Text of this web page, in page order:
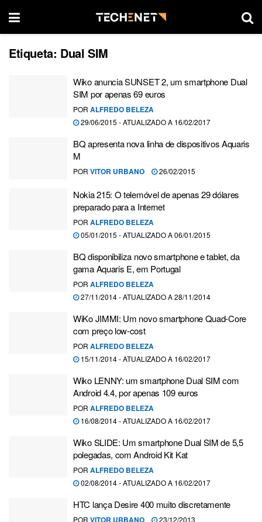
Etiqueta: Dual SIM
Wiko anuncia SUNSET 2, um smartphone Dual
SIM por apenas 69 euros
POR ALFREDO BELEZA
29/06/2015 - ATUALIZADO A 16/02/2017
BQ apresenta nova linha de dispositivos Aquaris
M
POR VITOR URBANO 26/02/2015
Nokia 215: O telemóvel de apenas 29 dólares
preparado para a Internet
POR ALFREDO BELEZA
05/01/2015 - ATUALIZADO A 06/01/2015
BQ disponibiliza novo smartphone e tablet, da
gama Aquaris E, em Portugal
POR ALFREDO BELEZA
27/11/2014 - ATUALIZADO A 28/11/2014
WiKo JIMMI: Um novo smartphone Quad-Core
com preço low-cost
POR ALFREDO BELEZA
15/11/2014 - ATUALIZADO A 16/02/2017
Wiko LENNY: um smartphone Dual SIM com
Android 4.4, por apenas 109 euros
POR ALFREDO BELEZA
16/08/2014 - ATUALIZADO A 16/02/2017
Wiko SLIDE: Um smartphone Dual SIM de 5,5
polegadas, com Android Kit Kat
POR ALFREDO BELEZA
02/08/2014 - ATUALIZADO A 16/02/2017
HTC lança Desire 400 muito discretamente
POR VITOR URBANO 23/12/2013